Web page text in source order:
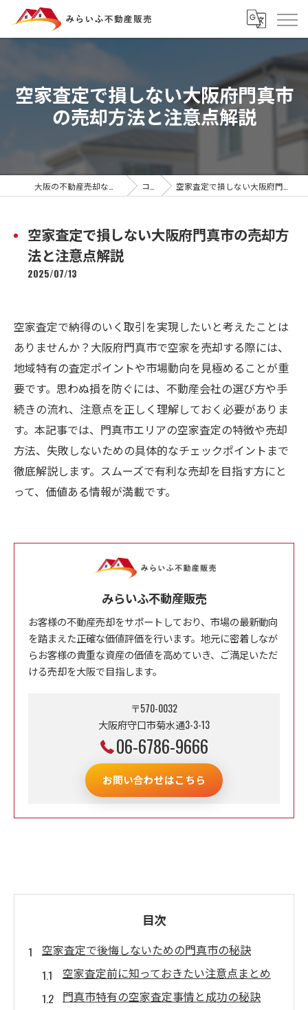
空家査定で損しない大阪府門真市
の売却方法と注意点解説
コラム 空家査定で損しない大阪府門真市の売却方法と注意点解説
空家査定で損しない大阪府門真市の売却方
法と注意点解説
2025/07/13
空家査定で納得のいく取引を実現したいと考えたことは
ありませんか？大阪府門真市で空家を売却する際には、
地域特有の査定ポイントや市場動向を見極めることが重
要です。思わぬ損を防ぐには、不動産会社の選び方や手
続きの流れ、注意点を正しく理解しておく必要がありま
す。本記事では、門真市エリアの空家査定の特徴や売却
方法、失敗しないための具体的なチェックポイントまで
徹底解説します。スムーズで有利な売却を目指す方にと
って、価値ある情報が満載です。
みらいふ不動産販売
お客様の不動産売却をサポートしており、市場の最新動向
を踏まえた正確な価値評価を行います。地元に密着しなが
らお客様の貴重な資産の価値を高めていき、ご満足いただ
ける売却を大阪で目指します。
〒570-0032
大阪府守口市菊水通3-3-13
06-6786-9666
お問い合わせはこちら
目次
空家査定で後悔しないための門真市の秘訣
空家査定前に知っておきたい注意点まとめ
門真市特有の空家査定事情と成功の秘訣